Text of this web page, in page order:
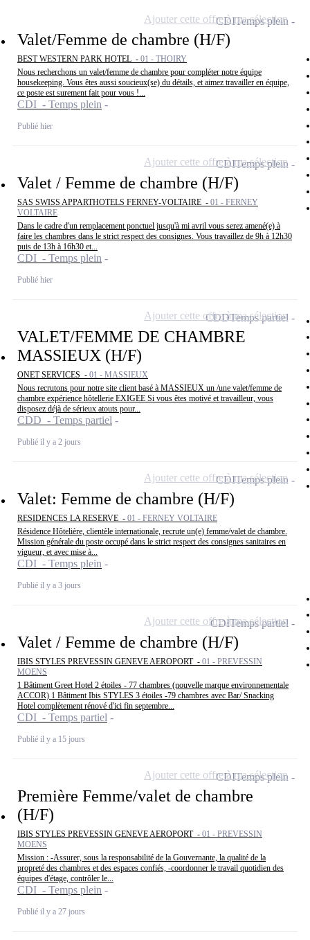
Valet/Femme de chambre (H/F)
BEST WESTERN PARK HOTEL - 01 - THOIRY
Nous recherchons un valet/femme de chambre pour compléter notre équipe
housekeeping. Vous êtes aussi soucieux(se) du détails, et aimez travailler en équipe,
ce poste est surement fait pour vous !...
CDI - Temps plein
Publié hier
CDITemps plein
Ajouter cette offre à ma sélection
Valet / Femme de chambre (H/F)
SAS SWISS APPARTHOTELS FERNEY-VOLTAIRE - 01 - FERNEY
VOLTAIRE
Dans le cadre d'un remplacement ponctuel jusqu'à mi avril vous serez amené(e) à
faire les chambres dans le strict respect des consignes. Vous travaillez de 9h à 12h30
puis de 13h à 16h30 et...
CDI - Temps plein
Publié hier
CDITemps plein
Ajouter cette offre à ma sélection
VALET/FEMME DE CHAMBRE
MASSIEUX (H/F)
ONET SERVICES - 01 - MASSIEUX
Nous recrutons pour notre site client basé à MASSIEUX un /une valet/femme de
chambre expérience hôtellerie EXIGEE Si vous êtes motivé et travailleur, vous
disposez déjà de sérieux atouts pour...
CDD - Temps partiel
Publié il y a 2 jours
CDDTemps partiel
Ajouter cette offre à ma sélection
Valet: Femme de chambre (H/F)
RESIDENCES LA RESERVE - 01 - FERNEY VOLTAIRE
Résidence Hôtelière, clientèle internationale, recrute un(e) femme/valet de chambre.
Mission générale du poste occupé dans le strict respect des consignes sanitaires en
vigueur, et avec mise à...
CDI - Temps plein
Publié il y a 3 jours
CDITemps plein
Ajouter cette offre à ma sélection
Valet / Femme de chambre (H/F)
IBIS STYLES PREVESSIN GENEVE AEROPORT - 01 - PREVESSIN
MOENS
1 Bâtiment Greet Hotel 2 étoiles - 77 chambres (nouvelle marque environnementale
ACCOR) 1 Bâtiment Ibis STYLES 3 étoiles -79 chambres avec Bar/ Snacking
Hotel complètement rénové d'ici fin septembre...
CDI - Temps partiel
Publié il y a 15 jours
CDITemps partiel
Ajouter cette offre à ma sélection
Première Femme/valet de chambre
(H/F)
IBIS STYLES PREVESSIN GENEVE AEROPORT - 01 - PREVESSIN
MOENS
Mission : -Assurer, sous la responsabilité de la Gouvernante, la qualité de la
propreté des chambres et des espaces confiés, -coordonner le travail quotidien des
équipes d'étage, contrôler le...
CDI - Temps plein
Publié il y a 27 jours
CDITemps plein
Ajouter cette offre à ma sélection